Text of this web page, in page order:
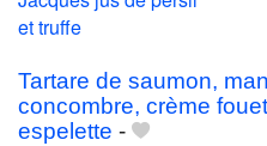
Tartare de saumon,
concombre, crème
espelette -